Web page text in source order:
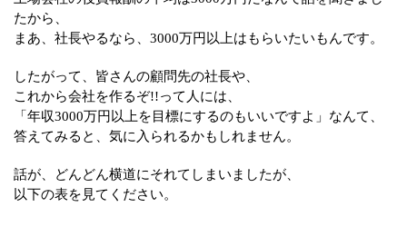
たから、
まあ、社長やるなら、3000万円以上はもらいたいもんです。
したがって、皆さんの顧問先の社長や、
これから会社を作るぞ!!って人には、
「年収3000万円以上を目標にするのもいいですよ」なんて、
答えてみると、気に入られるかもしれません。
話が、どんどん横道にそれてしまいましたが、
以下の表を見てください。